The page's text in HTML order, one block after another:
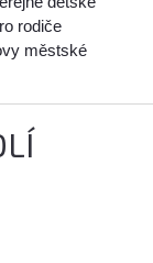
rodiče
městské